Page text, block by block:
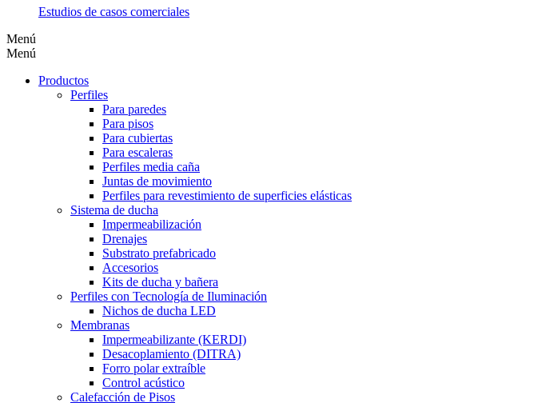
Estudios de casos comerciales
Menú
Menú
Productos
Perfiles
Para paredes
Para pisos
Para cubiertas
Para escaleras
Perfiles media caña
Juntas de movimiento
Perfiles para revestimiento de superficies elásticas
Sistema de ducha
Impermeabilización
Drenajes
Substrato prefabricado
Accesorios
Kits de ducha y bañera
Perfiles con Tecnología de Iluminación
Nichos de ducha LED
Membranas
Impermeabilizante (KERDI)
Desacoplamiento (DITRA)
Forro polar extraíble
Control acústico
Calefacción de Pisos